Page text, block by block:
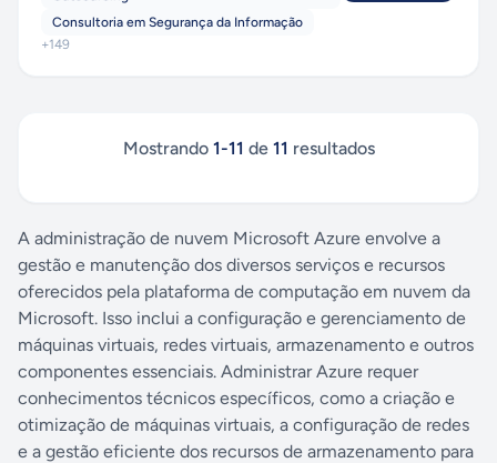
Consultoria em Segurança da Informação
+149
Mostrando 1-11 de 11 resultados
A administração de nuvem Microsoft Azure envolve a
gestão e manutenção dos diversos serviços e recursos
oferecidos pela plataforma de computação em nuvem da
Microsoft. Isso inclui a configuração e gerenciamento de
máquinas virtuais, redes virtuais, armazenamento e outros
componentes essenciais. Administrar Azure requer
conhecimentos técnicos específicos, como a criação e
otimização de máquinas virtuais, a configuração de redes
e a gestão eficiente dos recursos de armazenamento para